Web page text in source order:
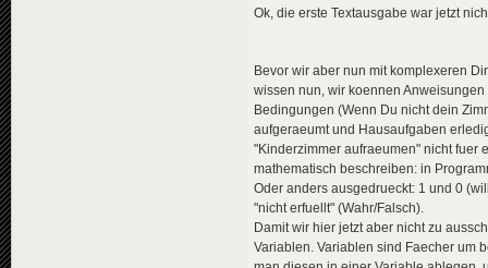
Ok, die erste Textausgabe war jetzt
Bevor wir aber nun mit komplexeren
wissen nun, wir koennen
Bedingungen (Wenn Du nicht dein
aufgeraeumt und Hausaufgaben
"Kinderzimmer aufraeumen" nicht fuer
mathematisch beschreiben: in
Oder anders ausgedrueckt: 1 und 0
"nicht erfuellt" (Wahr/Falsch).
Damit wir hier jetzt aber nicht zu
Variablen. Variablen sind Faecher um